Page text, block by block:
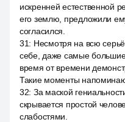
искренней естественной
его землю, предложили
согласился.
31: Несмотря на всю
себе, даже самые
время от времени
Такие моменты
32: За маской
скрывается простой
слабостями.